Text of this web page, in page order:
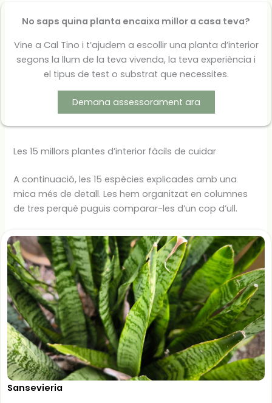
No saps quina planta encaixa millor a casa teva?
Vine a Cal Tino i t’ajudem a escollir una planta d’interior
segons la llum de la teva vivenda, la teva experiència i
el tipus de test o substrat que necessites.
Demana assessorament ara
Les 15 millors plantes d’interior fàcils de cuidar
A continuació, les 15 espècies explicades amb una
mica més de detall. Les hem organitzat en columnes
de tres perquè puguis comparar-les d’un cop d’ull.
Sansevieria